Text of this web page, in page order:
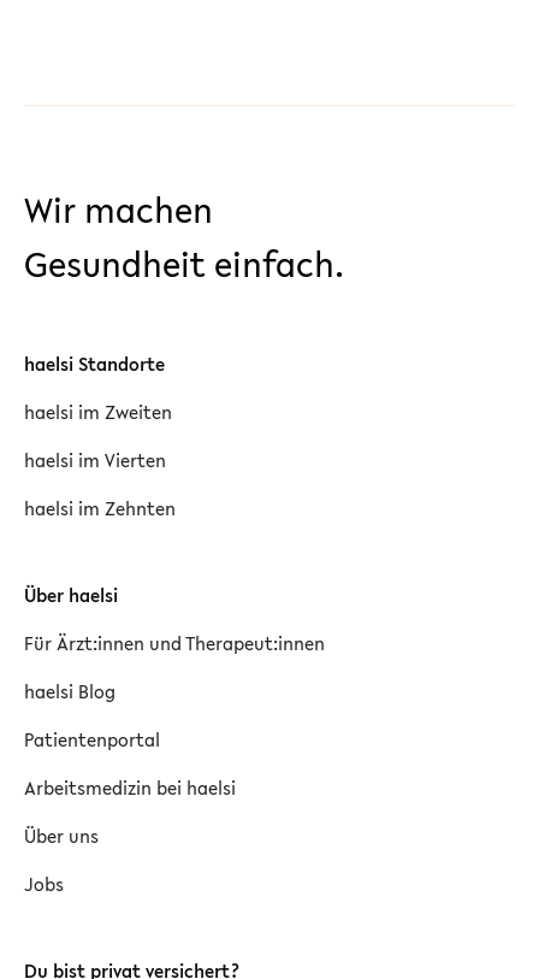
Wir machen
Gesundheit einfach.
haelsi Standorte
haelsi im Zweiten
haelsi im Vierten
haelsi im Zehnten
Über haelsi
Für Ärzt:innen und Therapeut:innen
haelsi Blog
Patientenportal
Arbeitsmedizin bei haelsi
Über uns
Jobs
Du bist privat versichert?